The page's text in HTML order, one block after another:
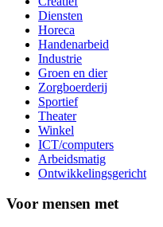
Diensten
Horeca
Handenarbeid
Industrie
Groen en dier
Zorgboerderij
Sportief
Theater
Winkel
ICT/computers
Arbeidsmatig
Ontwikkelingsgericht
Voor mensen met